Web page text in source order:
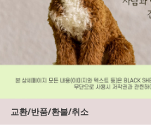
교환/반품/환불/취소